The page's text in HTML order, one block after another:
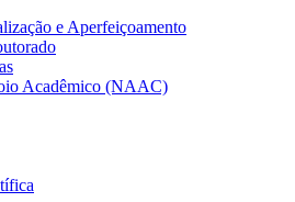
e Aperfeiçoamento
Acadêmico (NAAC)